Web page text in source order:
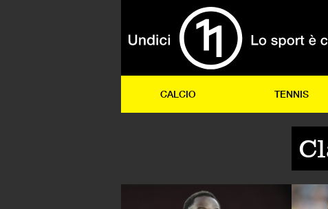
CALCIO TENNIS